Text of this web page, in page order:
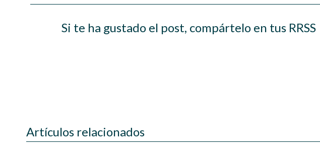
Si te ha gustado el post, compártelo en tus RRSS
Artículos relacionados